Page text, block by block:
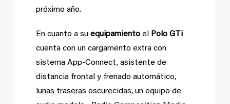
próximo año.
En cuanto a su equipamiento el
Polo GTi
cuenta con un cargamento extra con
sistema App-Connect, asistente de
distancia frontal y frenado automático,
lunas traseras oscurecidas, un equipo de